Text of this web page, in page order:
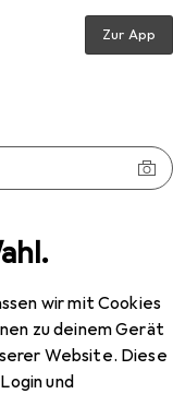
wir mit Cookies
zu deinem Gerät
Website. Diese
und
Zur App
Bali ohne